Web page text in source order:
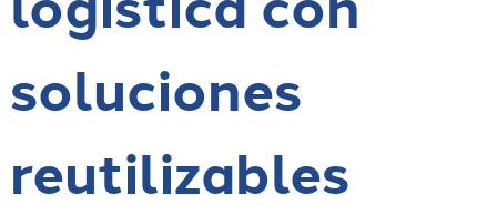
soluciones
reutilizables